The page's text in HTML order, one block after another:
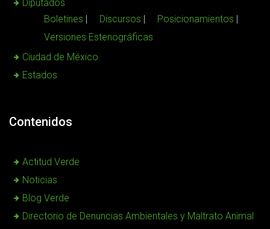
Diputados
Boletines
Discursos
Posicionamientos
Versiones Estenográficas
Ciudad de México
Estados
Contenidos
Actitud Verde
Noticias
Blog Verde
Directorio de Denuncias Ambientales y Maltrato Animal